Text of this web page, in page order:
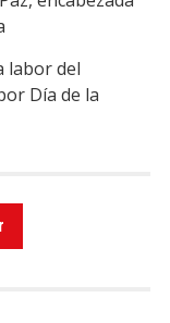
labor del
Día de la